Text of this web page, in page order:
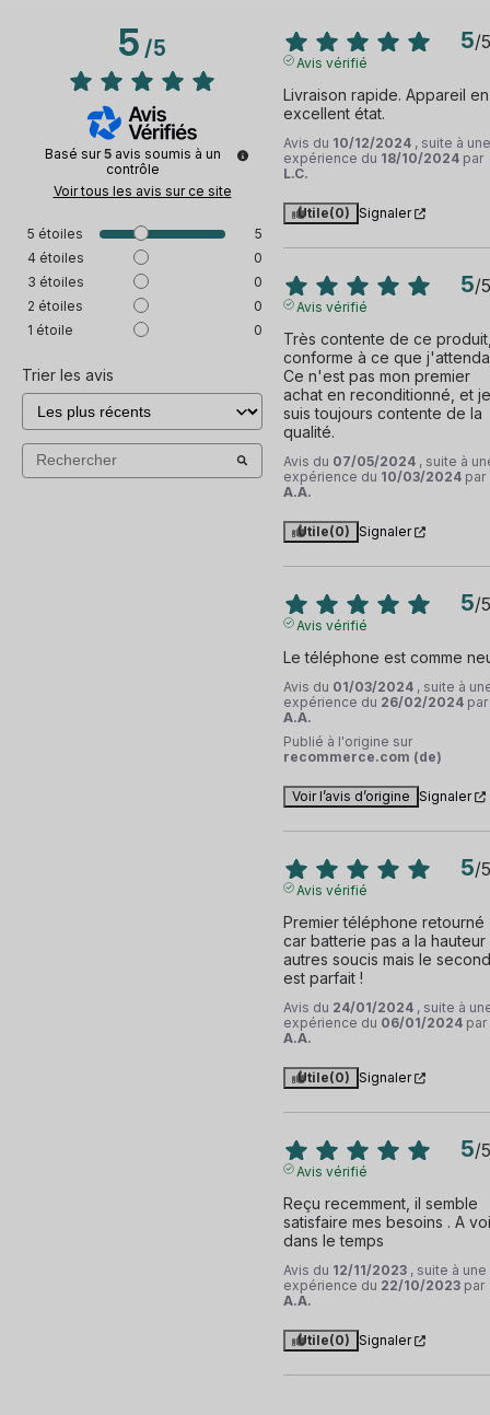
5/5
Basé sur5 avis soumis à un
contrôle
Voir tous les avis sur ce site
5 étoiles
5
4 étoiles
0
3 étoiles
0
2 étoiles
0
1 étoile 0
Trier les avis
5/5
Avis vérifié
Livraison rapide. Appareil en
excellent état.
Avis du 10/12/2024 , suite à une
expérience du 18/10/2024 par
L.C.
Utile(0) Signaler
5/5
Avis vérifié
Très contente de ce
conforme à ce que
Ce n'est pas mon premier
achat en reconditionné, et je
suis toujours contente de la
qualité.
Avis du 07/05/2024 , suite à
expérience du 10/03/2024 par
A.A.
Utile(0) Signaler
5/5
Avis vérifié
Le téléphone est comme
Avis du 01/03/2024 , suite à
expérience du 26/02/2024 par
A.A.
Publié à l'origine sur
recommerce.com (de)
Voir l’avis d’origine Signaler
5/5
Avis vérifié
Premier téléphone retourné
car batterie pas a la hauteur
autres soucis mais le second
est parfait !
Avis du 24/01/2024 , suite à
expérience du 06/01/2024 par
A.A.
Utile(0) Signaler
5/5
Avis vérifié
Reçu recemment, il semble
satisfaire mes besoins . A
dans le temps
Avis du 12/11/2023 , suite à une
expérience du 22/10/2023 par
A.A.
Utile(0) Signaler